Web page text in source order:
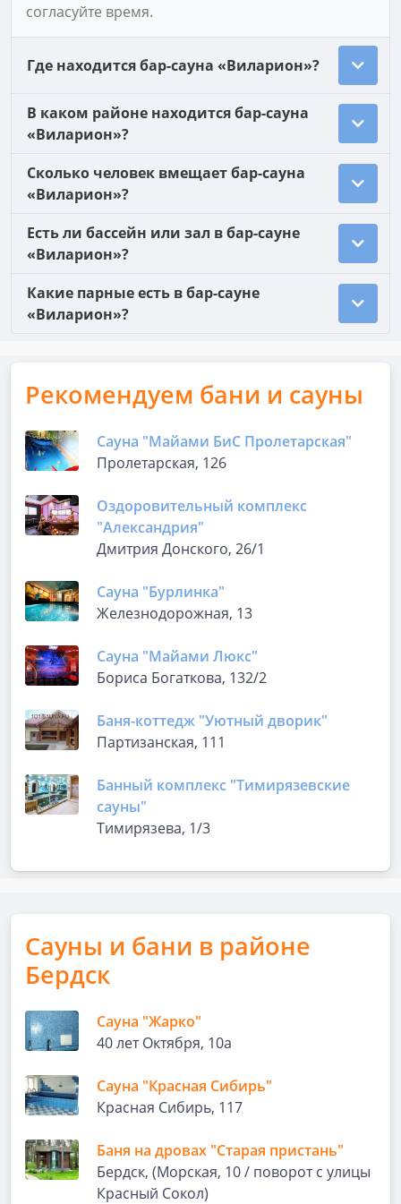
согласуйте время.
Где находится бар-сауна «Виларион»?
В каком районе находится бар-сауна
«Виларион»?
Сколько человек вмещает бар-сауна
«Виларион»?
Есть ли бассейн или зал в бар-сауне
«Виларион»?
Какие парные есть в бар-сауне
«Виларион»?
Рекомендуем бани и сауны
Сауна "Майами БиС Пролетарская"
Пролетарская, 126
Оздоровительный комплекс
"Александрия"
Дмитрия Донского, 26/1
Сауна "Бурлинка"
Железнодорожная, 13
Сауна "Майами Люкс"
Бориса Богаткова, 132/2
Баня-коттедж "Уютный дворик"
Партизанская, 111
Банный комплекс "Тимирязевские
сауны"
Тимирязева, 1/3
Сауны и бани в районе
Бердск
Сауна "Жарко"
40 лет Октября, 10а
Сауна "Красная Сибирь"
Красная Сибирь, 117
Баня на дровах "Старая пристань"
Бердск, (Морская, 10 / поворот с улицы
Красный Сокол)